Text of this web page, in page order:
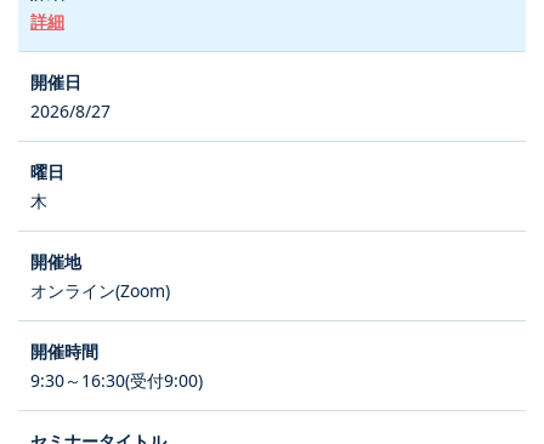
詳細
2026/8/27
木
オンライン(Zoom)
9:30～16:30(受付9:00)